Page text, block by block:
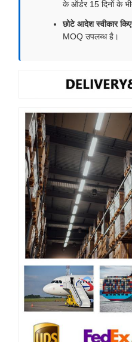
के ऑर्डर 15 दिनों के
छोटे आदेश स्वीकार
MOQ उपलब्ध है।